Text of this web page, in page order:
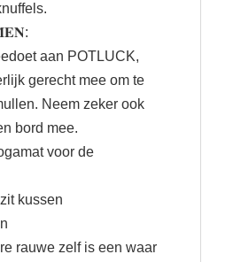
aan POTLUCK,
gerecht mee om te
Neem zeker ook
bord mee.
voor de
kussen
rauwe zelf is een waar